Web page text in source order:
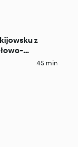
z
(de volaille)
45 min